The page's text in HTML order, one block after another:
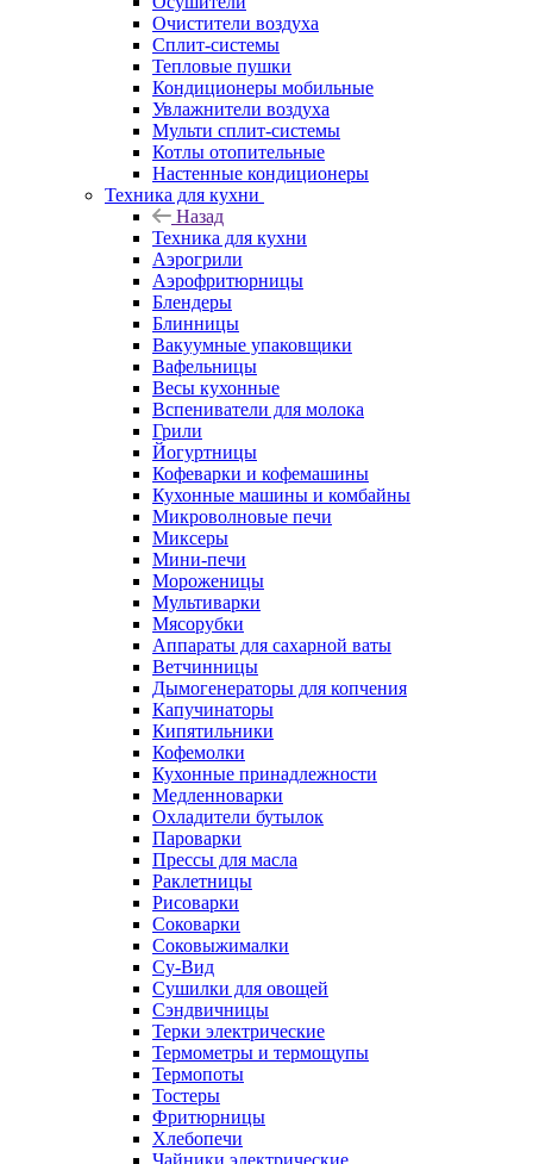
Очистители воздуха
Сплит-системы
Тепловые пушки
Кондиционеры мобильные
Увлажнители воздуха
Мульти сплит-системы
Котлы отопительные
Настенные кондиционеры
Техника для кухни
Назад
Техника для кухни
Аэрогрили
Аэрофритюрницы
Блендеры
Блинницы
Вакуумные упаковщики
Вафельницы
Весы кухонные
Вспениватели для молока
Грили
Йогуртницы
Кофеварки и кофемашины
Кухонные машины и комбайны
Микроволновые печи
Миксеры
Мини-печи
Мороженицы
Мультиварки
Мясорубки
Аппараты для сахарной ваты
Ветчинницы
Дымогенераторы для копчения
Капучинаторы
Кипятильники
Кофемолки
Кухонные принадлежности
Медленноварки
Охладители бутылок
Пароварки
Прессы для масла
Раклетницы
Рисоварки
Соковарки
Соковыжималки
Су-Вид
Сушилки для овощей
Сэндвичницы
Терки электрические
Термометры и термощупы
Термопоты
Тостеры
Фритюрницы
Хлебопечи
Чайники электрические